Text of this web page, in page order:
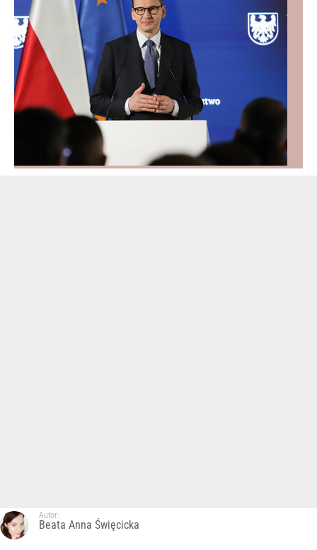
Autor:
Beata Anna Święcicka